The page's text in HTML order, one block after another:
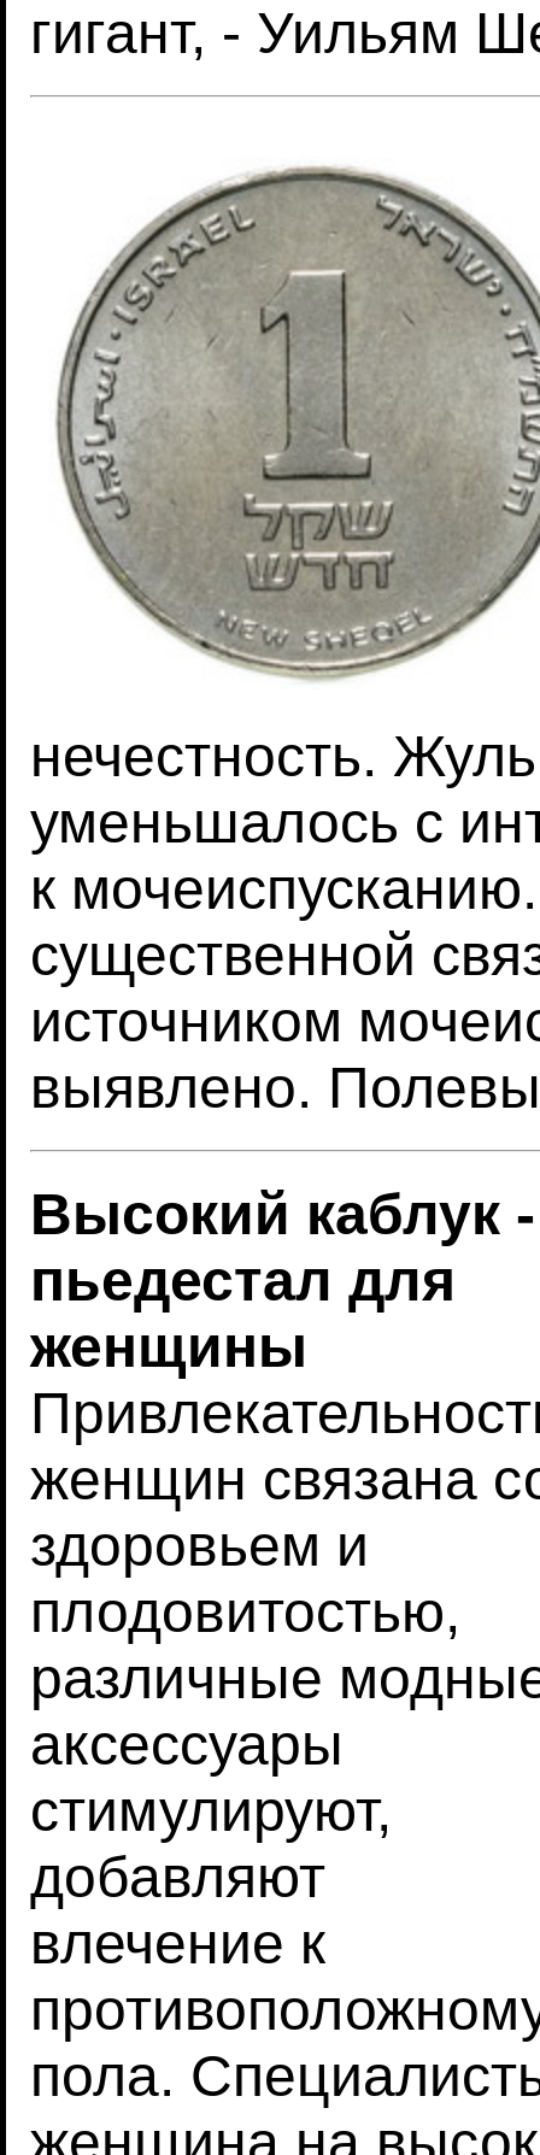
гигант, - Уильям
нечестность.
уменьшалось с
к
существенной
источником
выявлено.
Высокий каблук -
пьедестал для
женщины
женщин связана
здоровьем и
плодовитостью,
различные
аксессуары
стимулируют,
добавляют
влечение к
пола.